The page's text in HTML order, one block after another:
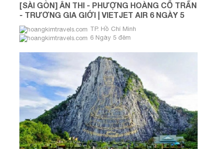
[SÀI GÒN] ÂN THI - PHƯỢNG HOÀNG CỔ TRẤN
- TRƯƠNG GIA GIỚI | VIETJET AIR 6 NGÀY 5
ĐÊM
TP. Hồ Chí Minh
6 Ngày 5 đêm